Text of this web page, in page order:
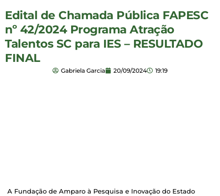
Edital de Chamada Pública FAPESC
nº 42/2024 Programa Atração
Talentos SC para IES – RESULTADO
FINAL
Gabriela Garcia 20/09/2024 19:19
A Fundação de Amparo à Pesquisa e Inovação do Estado